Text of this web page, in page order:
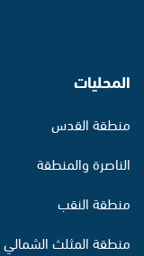
المحليات
منطقة القدس
الناصرة والمنطقة
منطقة النقب
منطقة المثلث الشمالي